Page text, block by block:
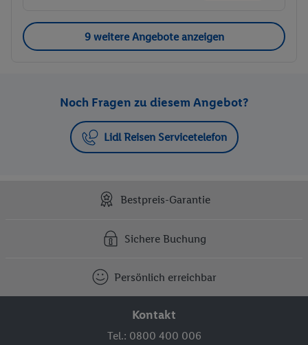
9 weitere Angebote anzeigen
Noch Fragen zu diesem Angebot?
Lidl Reisen Servicetelefon
Bestpreis-Garantie
Sichere Buchung
Persönlich erreichbar
Kontakt
Tel.: 0800 400 006